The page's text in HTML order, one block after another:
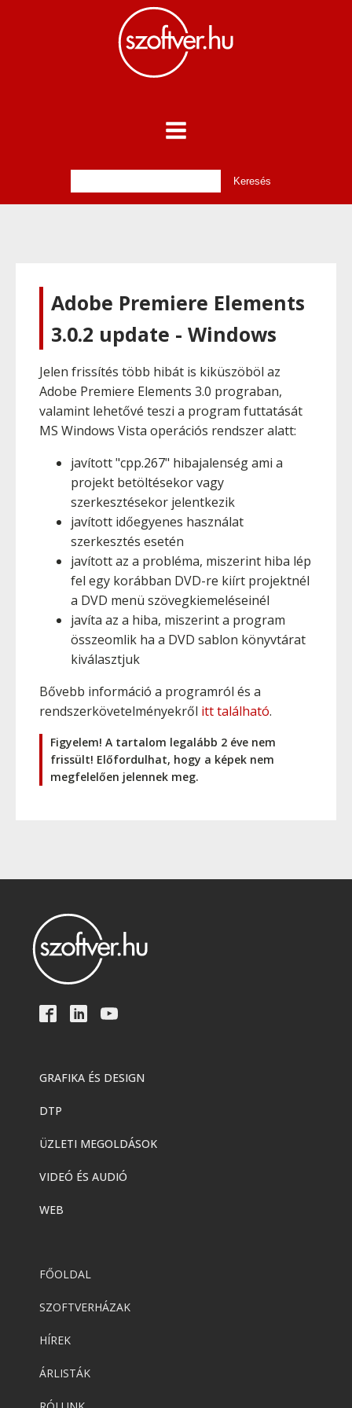
Adobe Premiere Elements
3.0.2 update - Windows
Jelen frissítés több hibát is kiküszöböl az
Adobe Premiere Elements 3.0 prograban,
valamint lehetővé teszi a program futtatását
MS Windows Vista operációs rendszer alatt:
javított "cpp.267" hibajalenség ami a
projekt betöltésekor vagy
szerkesztésekor jelentkezik
javított időegyenes használat
szerkesztés esetén
javított az a probléma, miszerint hiba lép
fel egy korábban DVD-re kiírt projektnél
a DVD menü szövegkiemeléseinél
javíta az a hiba, miszerint a program
összeomlik ha a DVD sablon könyvtárat
kiválasztjuk
Bővebb információ a programról és a
rendszerkövetelményekről itt található.
Figyelem! A tartalom legalább 2 éve nem
frissült! Előfordulhat, hogy a képek nem
megfelelően jelennek meg.
GRAFIKA ÉS DESIGN
DTP
ÜZLETI MEGOLDÁSOK
VIDEÓ ÉS AUDIÓ
WEB
FŐOLDAL
SZOFTVERHÁZAK
HÍREK
ÁRLISTÁK